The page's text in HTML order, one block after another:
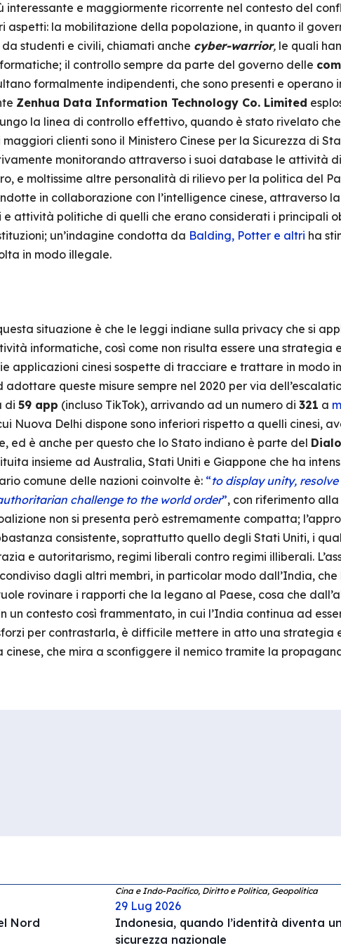
e maggiormente ricorrente nel contesto del
la mobilitazione della popolazione, in quanto il
studenti e civili, chiamati anche cyber-warrior, le quali
il controllo sempre da parte del governo delle
formalmente indipendenti, che sono presenti e operano
Zenhua Data Information Technology Co. Limited
la linea di controllo effettivo, quando è stato rivelato che
clienti sono il Ministero Cinese per la Sicurezza di
monitorando attraverso i suoi database le attività
e moltissime altre personalità di rilievo per la politica del
in collaborazione con l’intelligence cinese, attraverso
attività politiche di quelli che erano considerati i principali
un’indagine condotta da Balding, Potter e altri ha
in modo illegale.
situazione è che le leggi indiane sulla privacy che si
informatiche, così come non risulta essere una strategia
applicazioni cinesi sospette di tracciare e trattare in modo
queste misure sempre nel 2020 per via
di 59 app (incluso TikTok), arrivando ad un numero di 321 a
Nuova Delhi dispone sono inferiori rispetto a quelli cinesi,
ed è anche per questo che lo Stato indiano è parte del
insieme ad Australia, Stati Uniti e Giappone che ha
comune delle nazioni coinvolte è: “to display unity,
challenge to the world order”, con riferimento
non si presenta però estremamente compatta;
consistente, soprattutto quello degli Stati Uniti, i
e autoritarismo, regimi liberali contro regimi illiberali.
dagli altri membri, in particolar modo dall’India,
rovinare i rapporti che la legano al Paese, cosa che
un contesto così frammentato, in cui l’India continua ad
per contrastarla, è difficile mettere in atto una
che mira a sconfiggere il nemico tramite la
Nord
Cina e Indo-Pacifico, Diritto e Politica, Geopolitica
29 Lug 2026
Indonesia, quando l’identità diventa
sicurezza nazionale